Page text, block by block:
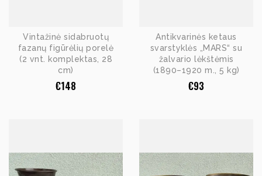
Vintažinė sidabruotų
fazanų figūrėlių porelė
(2 vnt. komplektas, 28
cm)
€148
Antikvarinės ketaus
svarstyklės „MARS“ su
žalvario lėkštėmis
(1890–1920 m., 5 kg)
€93